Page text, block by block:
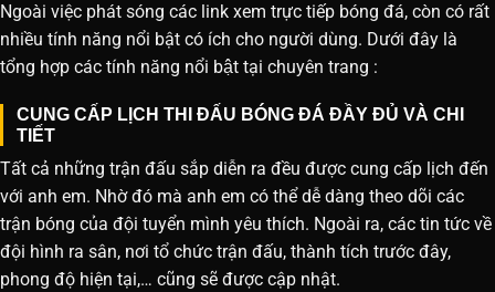
Ngoài việc phát sóng các link xem trực tiếp bóng đá, còn có rất
nhiều tính năng nổi bật có ích cho người dùng. Dưới đây là
tổng hợp các tính năng nổi bật tại chuyên trang :
CUNG CẤP LỊCH THI ĐẤU BÓNG ĐÁ ĐẦY ĐỦ VÀ CHI
TIẾT
Tất cả những trận đấu sắp diễn ra đều được cung cấp lịch đến
với anh em. Nhờ đó mà anh em có thể dễ dàng theo dõi các
trận bóng của đội tuyển mình yêu thích. Ngoài ra, các tin tức về
đội hình ra sân, nơi tổ chức trận đấu, thành tích trước đây,
phong độ hiện tại,… cũng sẽ được cập nhật.